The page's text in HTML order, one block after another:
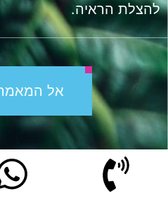
להצלת הראיה.
אל